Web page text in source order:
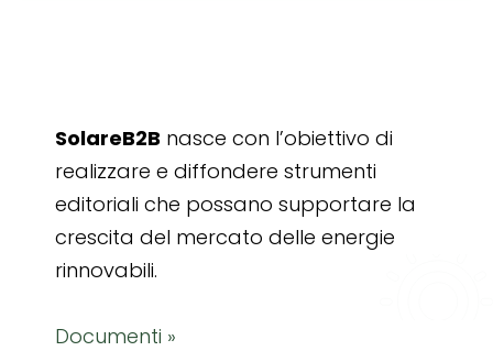
SolareB2B nasce con l’obiettivo di
realizzare e diffondere strumenti
editoriali che possano supportare la
crescita del mercato delle energie
rinnovabili.
Documenti »